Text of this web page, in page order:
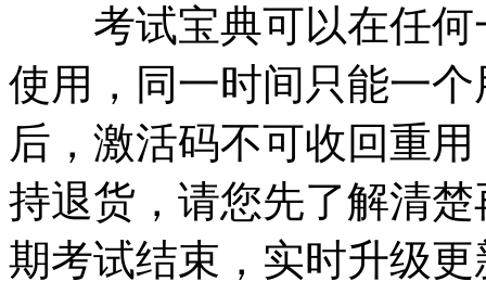
考试宝典可以在任何
使用，同一时间只能一
后，激活码不可收回重
持退货，请您先了解清
期考试结束，实时升级